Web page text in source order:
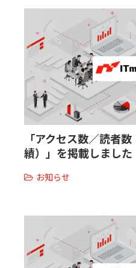
「アクセス数／読者
績）」を掲載しました
お知らせ